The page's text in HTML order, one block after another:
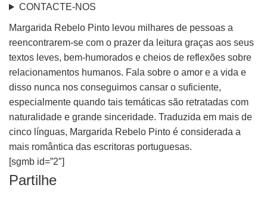
CONTACTE-NOS
Margarida Rebelo Pinto levou milhares de pessoas a
reencontrarem-se com o prazer da leitura graças aos seus
textos leves, bem-humorados e cheios de reflexões sobre
relacionamentos humanos. Fala sobre o amor e a vida e
disso nunca nos conseguimos cansar o suficiente,
especialmente quando tais temáticas são retratadas com
naturalidade e grande sinceridade. Traduzida em mais de
cinco línguas, Margarida Rebelo Pinto é considerada a
mais romântica das escritoras portuguesas.
[sgmb id=”2″]
Partilhe